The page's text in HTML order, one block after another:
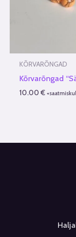
KÕRVARÕNGAD
Kõrvarõngad
10.00€